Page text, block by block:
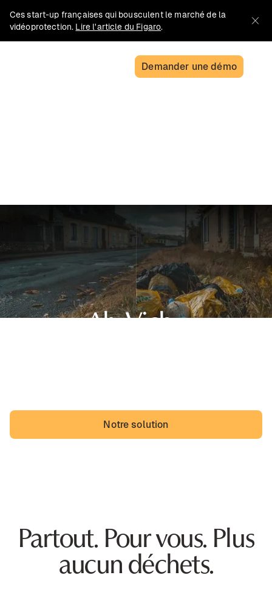
Ces start-up françaises qui bousculent le marché de la
vidéoprotection. Lire l'article du Figaro.
Demander une démo
Ah, Vichy,
Notre solution
Partout. Pour vous. Plus
aucun déchets.